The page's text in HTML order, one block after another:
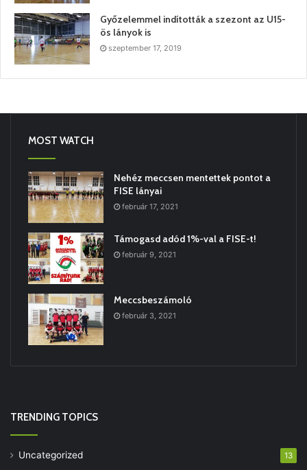
Győzelemmel indították a szezont az U15-
ös lányok is
szeptember 17, 2019
MOST WATCH
Nehéz meccsen mentettek pontot a
FISE lányai
február 17, 2021
Támogasd adód 1%-val a FISE-t!
február 9, 2021
Meccsbeszámoló
február 3, 2021
TRENDING TOPICS
Uncategorized 13